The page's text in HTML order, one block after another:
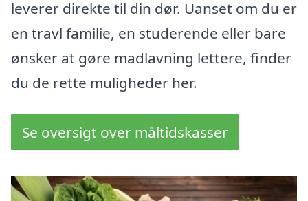
leverer direkte til din dør. Uanset om du er
en travl familie, en studerende eller bare
ønsker at gøre madlavning lettere, finder
du de rette muligheder her.
Se oversigt over måltidskasser